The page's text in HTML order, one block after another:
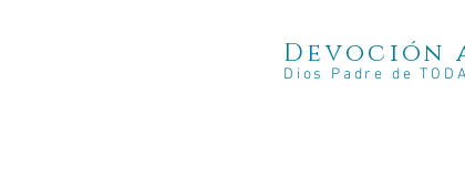
Devoción
Dios Padre de